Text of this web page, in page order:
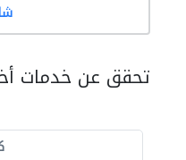
تحقق عن خدمات